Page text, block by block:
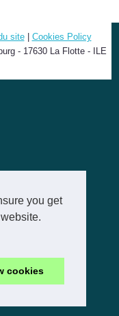
you get
cookies
site| Cookies Policy
- 17630 La Flotte - ILE